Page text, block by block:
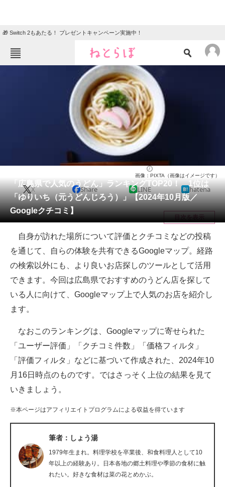
🎁 Switch 2もあたる！ プレゼントキャンペーン実施中！
ニュース
クイズ
地域
教育・育児
リサーチ
会員記事
メディア
注目記事を集めた総合ページ
ITの今と未来を見通す
スマホと通信の最新トレンド
進化するPCとデバイスの未来
好きが集まる 比べて選べる
ビジネスと働き方のヒント
企業ITのトレンドを詳説
ITエンジニア向け専門サイト
企業向けIT製品の総合サイト
「広島県で人気のうどん」ランキングTOP20！ 1位は
「ゆりいち（元うどんじろう）」【2024年10月版／
Googleクチコミ】
画像：PIXTA（画像はイメージです）
X Share LINE hatena
目次を表示
自身が訪れた場所について評価とクチコミなどの投稿
を通じて、自らの体験を共有できるGoogleマップ。経路
の検索以外にも、より良いお店探しのツールとして活用
できます。今回は広島県でおすすめのうどん店を探して
いる人に向けて、Googleマップ上で人気のお店を紹介し
ます。
なおこのランキングは、Googleマップに寄せられた
「ユーザー評価」「クチコミ件数」「価格フィルタ」
「評価フィルタ」などに基づいて作成された、2024年10
月16日時点のものです。ではさっそく上位の結果を見て
いきましょう。
※本ページはアフィリエイトプログラムによる収益を得ています
筆者：しょう湯
1979年生まれ。料理学校を卒業後、和食料理人として10
年以上の経験あり。日本各地の郷土料理や季節の食材に触
れたい。好きな食材は菜の花とめかぶ。